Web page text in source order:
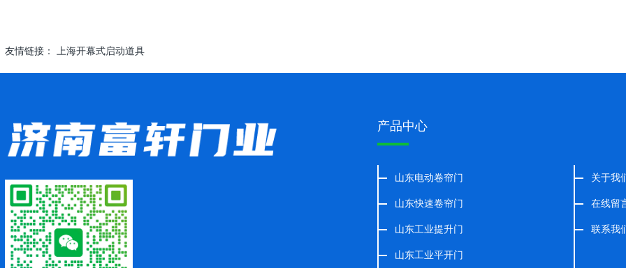
友情链接： 上海开幕式启动道具
产品中心
山东电动卷帘门
山东快速卷帘门
山东工业提升门
山东工业平开门
关于我
在线留
联系我